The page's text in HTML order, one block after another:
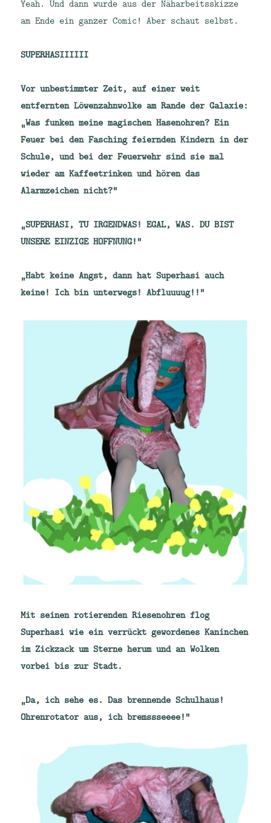
Yeah. Und dann wurde aus der Näharbeitsskizze
am Ende ein ganzer Comic! Aber schaut selbst.
SUPERHASIIIIII
Vor unbestimmter Zeit, auf einer weit
entfernten Löwenzahnwolke am Rande der Galaxie:
„Was funken meine magischen Hasenohren? Ein
Feuer bei den Fasching feiernden Kindern in der
Schule, und bei der Feuerwehr sind sie mal
wieder am Kaffeetrinken und hören das
Alarmzeichen nicht?“
„SUPERHASI, TU IRGENDWAS! EGAL, WAS. DU BIST
UNSERE EINZIGE HOFFNUNG!“
„Habt keine Angst, dann hat Superhasi auch
keine! Ich bin unterwegs! Abfluuuug!!“
Mit seinen rotierenden Riesenohren flog
Superhasi wie ein verrückt gewordenes Kaninchen
im Zickzack um Sterne herum und an Wolken
vorbei bis zur Stadt.
„Da, ich sehe es. Das brennende Schulhaus!
Ohrenrotator aus, ich bremssseeee!“